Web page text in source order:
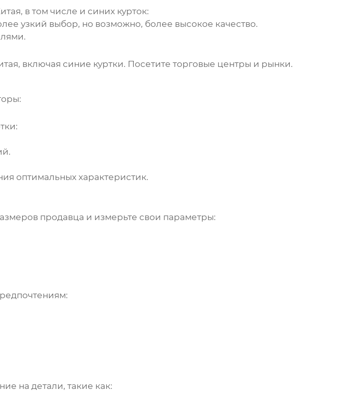
в том числе и синих курток:
узкий выбор, но возможно, более высокое качество.
включая синие куртки. Посетите торговые центры и рынки.
оптимальных характеристик.
продавца и измерьте свои параметры:
на детали, такие как: